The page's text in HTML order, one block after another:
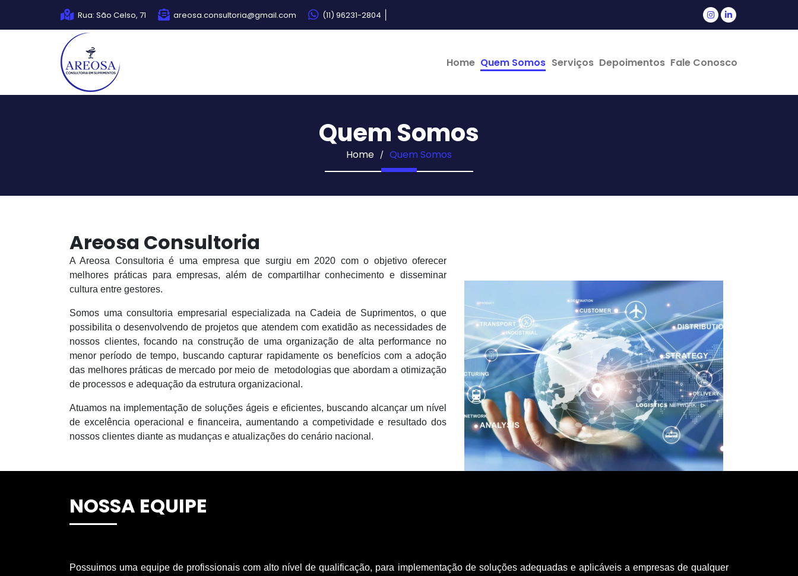
Rua: São Celso, 71 areosa.consultoria@gmail.com (11) 96231-2804
Home Quem Somos Serviços Depoimentos Fale Conosco
Quem Somos
Home Quem Somos
Areosa Consultoria
A Areosa Consultoria é uma empresa que surgiu em 2020 com o objetivo oferecer
melhores práticas para empresas, além de compartilhar conhecimento e disseminar
cultura entre gestores.
Somos uma consultoria empresarial especializada na Cadeia de Suprimentos, o que
possibilita o desenvolvendo de projetos que atendem com exatidão as necessidades de
nossos clientes, focando na construção de uma organização de alta performance no
menor período de tempo, buscando capturar rapidamente os benefícios com a adoção
das melhores práticas de mercado por meio de metodologias que abordam a otimização
de processos e adequação da estrutura organizacional.
Atuamos na implementação de soluções ágeis e eficientes, buscando alcançar um nível
de excelência operacional e financeira, aumentando a competividade e resultado dos
nossos clientes diante as mudanças e atualizações do cenário nacional.
NOSSA EQUIPE
Possuimos uma equipe de profissionais com alto nível de qualificação, para implementação de soluções adequadas e aplicáveis a empresas de qualquer